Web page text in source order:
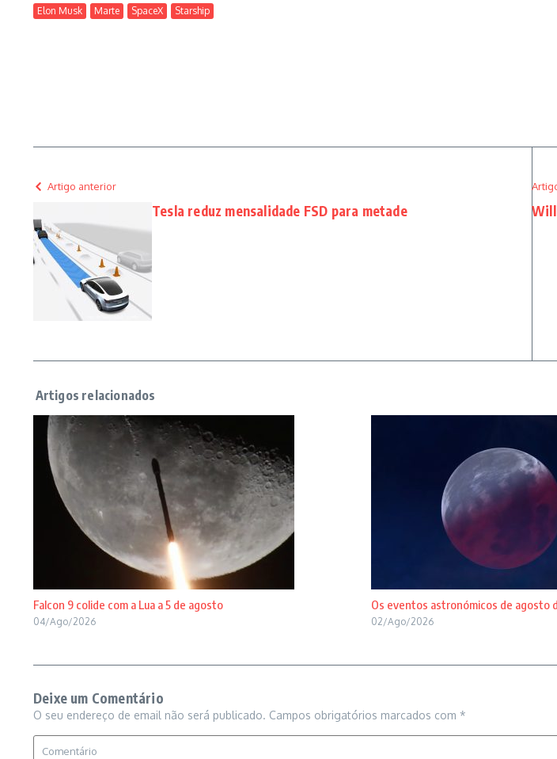
Elon Musk Marte SpaceX Starship
Artigo anterior
Tesla reduz mensalidade FSD para metade
Falcon 9 colide com a Lua a 5 de agosto
04/Ago/2026
Os eventos astronómicos de agosto
02/Ago/2026
Deixe um Comentário
O seu endereço de email não será publicado. Campos obrigatórios marcados com *